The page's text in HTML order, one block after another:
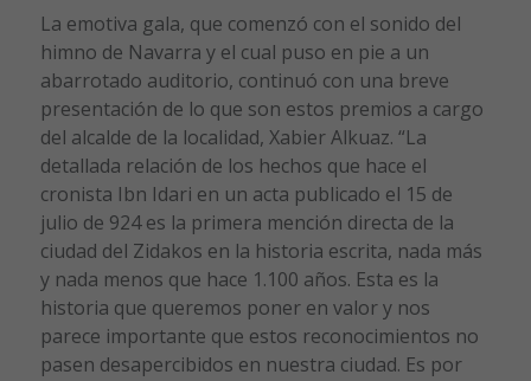
La emotiva gala, que comenzó con el sonido del
himno de Navarra y el cual puso en pie a un
abarrotado auditorio, continuó con una breve
presentación de lo que son estos premios a cargo
del alcalde de la localidad, Xabier Alkuaz. “La
detallada relación de los hechos que hace el
cronista Ibn Idari en un acta publicado el 15 de
julio de 924 es la primera mención directa de la
ciudad del Zidakos en la historia escrita, nada más
y nada menos que hace 1.100 años. Esta es la
historia que queremos poner en valor y nos
parece importante que estos reconocimientos no
pasen desapercibidos en nuestra ciudad. Es por